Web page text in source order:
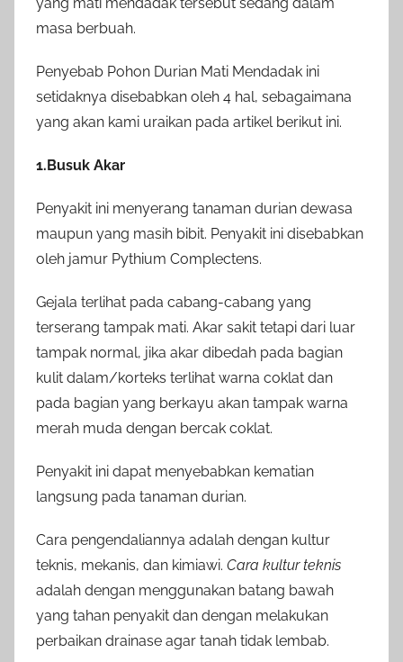
masa berbuah.
Penyebab Pohon Durian Mati Mendadak ini
setidaknya disebabkan oleh 4 hal, sebagaimana
yang akan kami uraikan pada artikel berikut ini.
1.Busuk Akar
Penyakit ini menyerang tanaman durian dewasa
maupun yang masih bibit. Penyakit ini disebabkan
oleh jamur Pythium Complectens.
Gejala terlihat pada cabang-cabang yang
terserang tampak mati. Akar sakit tetapi dari luar
tampak normal, jika akar dibedah pada bagian
kulit dalam/korteks terlihat warna coklat dan
pada bagian yang berkayu akan tampak warna
merah muda dengan bercak coklat.
Penyakit ini dapat menyebabkan kematian
langsung pada tanaman durian.
Cara pengendaliannya adalah dengan kultur
teknis, mekanis, dan kimiawi. Cara kultur teknis
adalah dengan menggunakan batang bawah
yang tahan penyakit dan dengan melakukan
perbaikan drainase agar tanah tidak lembab.